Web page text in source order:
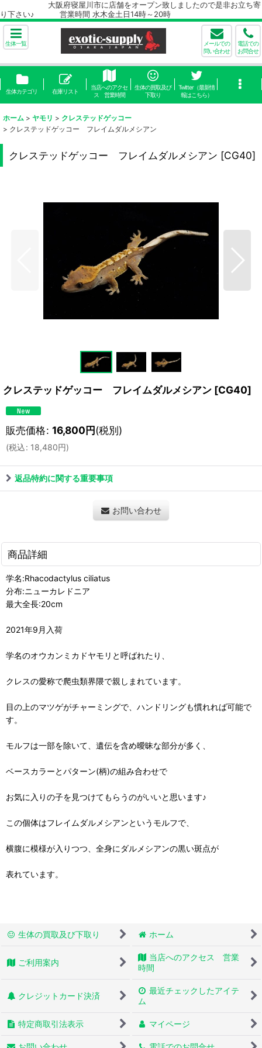
大阪府寝屋川市に店舗をオープン致しましたので是非お立ち寄
り下さい♪ 営業時間 水木金土日14時～20時
生体一覧
メールでの
問い合わせ
電話での
お問合せ
生体カテゴリ 在庫リスト
当店へのアクセ
ス 営業時間
生体の買取及び
下取り
Twitter（最新情
報はこちら）
ホーム > ヤモリ > クレステッドゲッコー
> クレステッドゲッコー フレイムダルメシアン
クレステッドゲッコー フレイムダルメシアン [CG40]
クレステッドゲッコー フレイムダルメシアン [CG40]
販売価格: 16,800円(税別)
(税込: 18,480円)
返品特約に関する重要事項
お問い合わせ
商品詳細
学名:Rhacodactylus ciliatus
分布:ニューカレドニア
最大全長:20cm
2021年9月入荷
学名のオウカンミカドヤモリと呼ばれたり、
クレスの愛称で爬虫類界隈で親しまれています。
目の上のマツゲがチャーミングで、ハンドリングも慣れれば可能で
す。
モルフは一部を除いて、遺伝を含め曖昧な部分が多く、
ベースカラーとパターン(柄)の組み合わせで
お気に入りの子を見つけてもらうのがいいと思います♪
この個体はフレイムダルメシアンというモルフで、
横腹に模様が入りつつ、全身にダルメシアンの黒い斑点が
表れています。
生体の買取及び下取り ホーム
ご利用案内
当店へのアクセス 営業
時間
クレジットカード決済
最近チェックしたアイテ
ム
特定商取引法表示 マイページ